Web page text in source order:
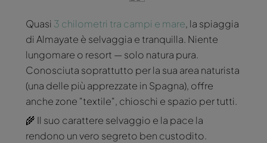
Quasi 3 chilometri tra campi e mare, la spiaggia
di Almayate è selvaggia e tranquilla. Niente
lungomare o resort — solo natura pura.
Conosciuta soprattutto per la sua area naturista
(una delle più apprezzate in Spagna), offre
anche zone "textile", chioschi e spazio per tutti.
🌾 Il suo carattere selvaggio e la pace la
rendono un vero segreto ben custodito.